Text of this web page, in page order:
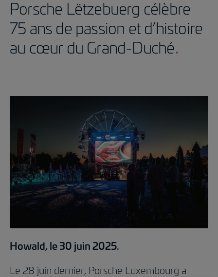
Porsche Lëtzebuerg célèbre
75 ans de passion et d’histoire
au cœur du Grand-Duché
Howald, le 30 juin 2025.
Le 28 juin dernier, Porsche Luxembourg a